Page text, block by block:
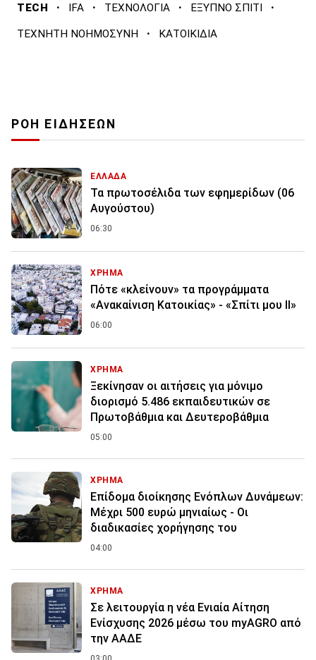
TECH · IFA · ΤΕΧΝΟΛΟΓΙΑ · ΕΞΥΠΝΟ ΣΠΙΤΙ ·
ΤΕΧΝΗΤΗ ΝΟΗΜΟΣΥΝΗ · ΚΑΤΟΙΚΙΔΙΑ
ΡΟΗ ΕΙΔΗΣΕΩΝ
ΕΛΛΑΔΑ
Τα πρωτοσέλιδα των εφημερίδων (06
Αυγούστου)
06:30
ΧΡΗΜΑ
Πότε «κλείνουν» τα προγράμματα
«Ανακαίνιση Κατοικίας» - «Σπίτι μου ΙΙ»
06:00
ΧΡΗΜΑ
Ξεκίνησαν οι αιτήσεις για μόνιμο
διορισμό 5.486 εκπαιδευτικών σε
Πρωτοβάθμια και Δευτεροβάθμια
05:00
ΧΡΗΜΑ
Επίδομα διοίκησης Ενόπλων Δυνάμεων:
Μέχρι 500 ευρώ μηνιαίως - Οι
διαδικασίες χορήγησης του
04:00
ΧΡΗΜΑ
Σε λειτουργία η νέα Ενιαία Αίτηση
Ενίσχυσης 2026 μέσω του myAGRO από
την ΑΑΔΕ